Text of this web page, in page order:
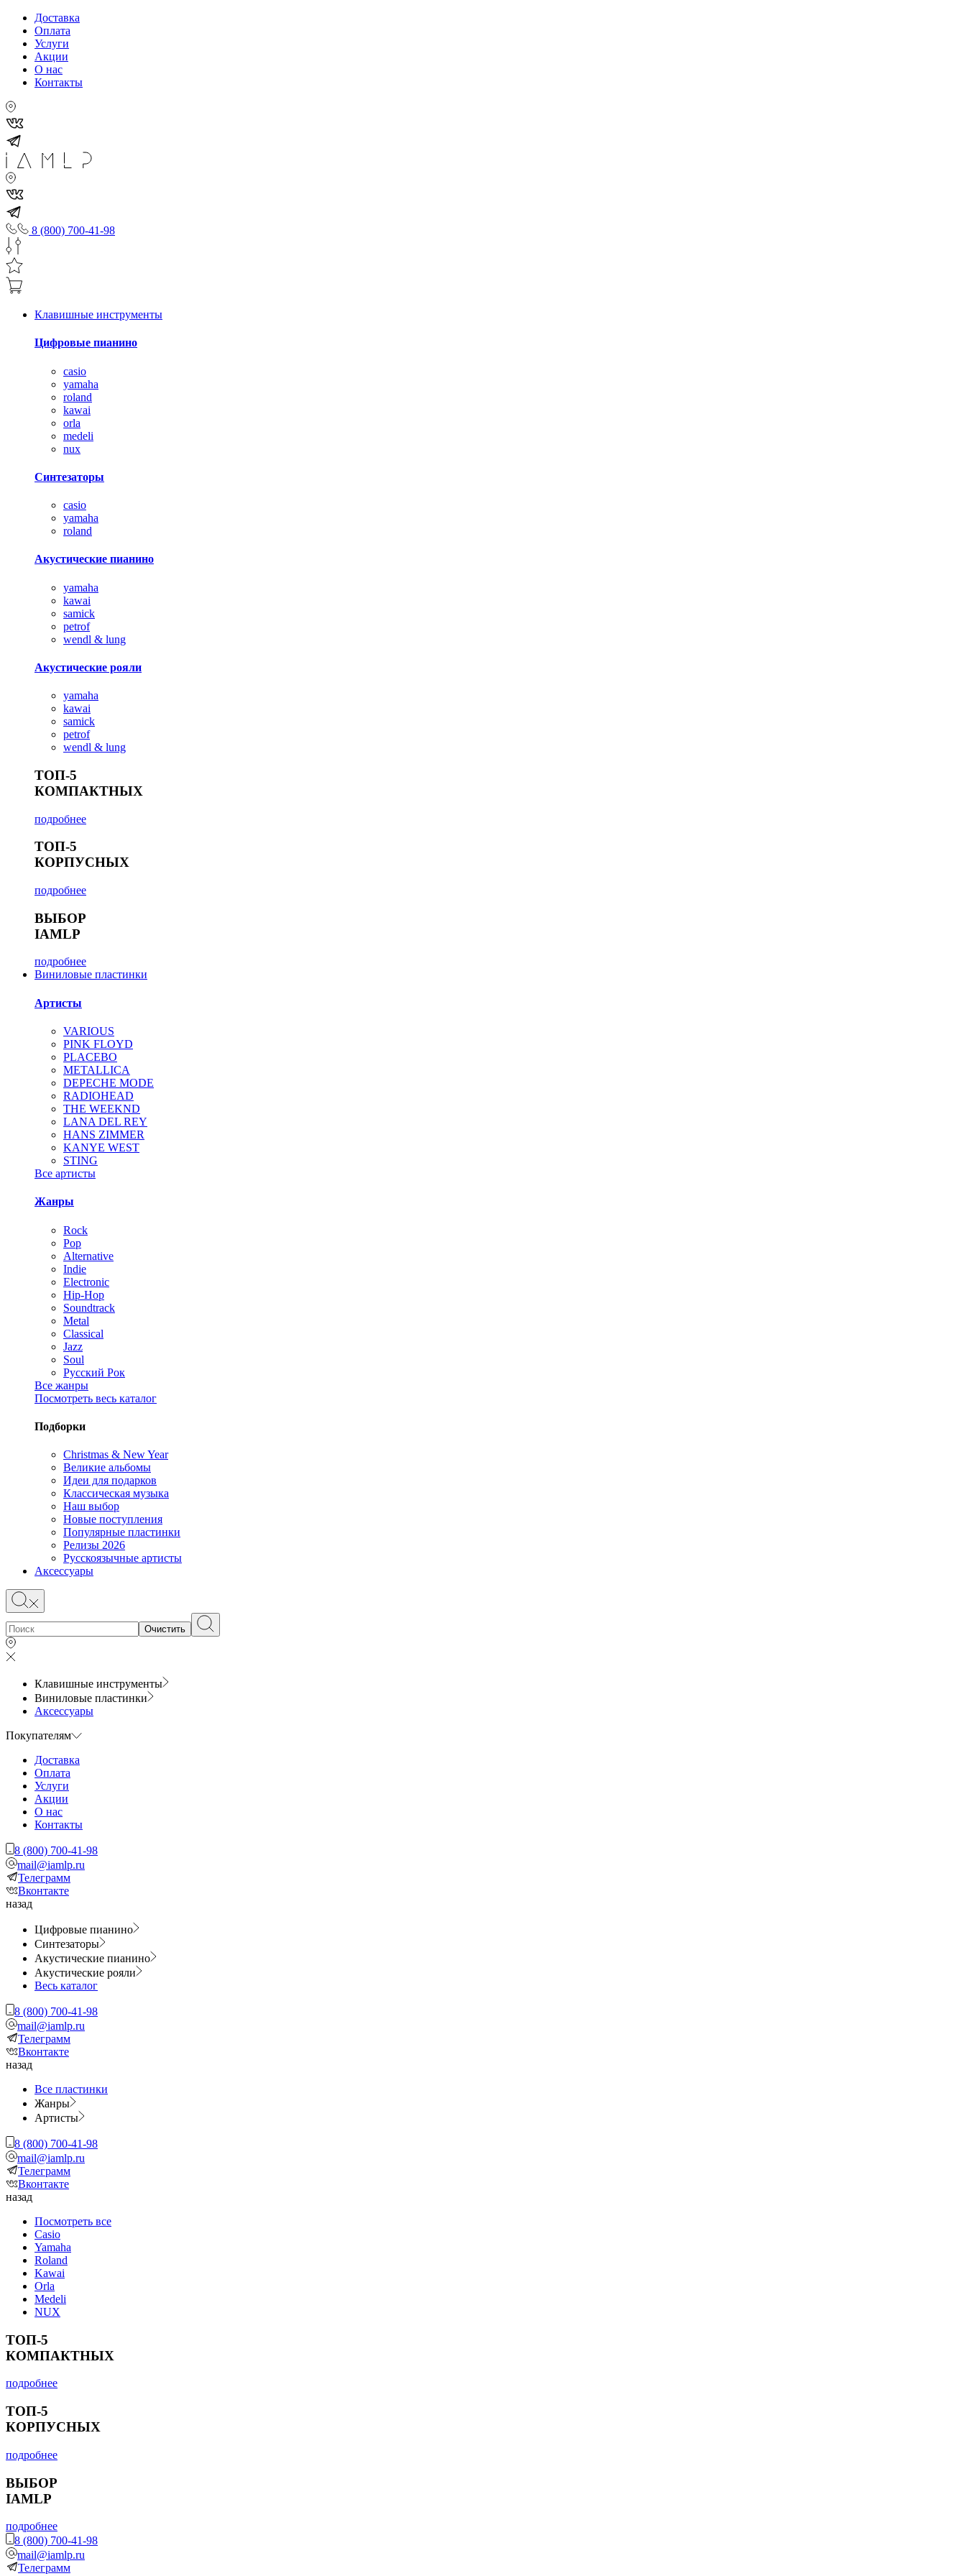
Доставка
Оплата
Услуги
Акции
О нас
Контакты
8 (800) 700-41-98
Клавишные инструменты
Цифровые пианино
casio
yamaha
roland
kawai
orla
medeli
nux
Синтезаторы
casio
yamaha
roland
Акустические пианино
yamaha
kawai
samick
petrof
wendl & lung
Акустические рояли
yamaha
kawai
samick
petrof
wendl & lung
ТОП-5
КОМПАКТНЫХ
подробнее
ТОП-5
КОРПУСНЫХ
подробнее
ВЫБОР
IAMLP
подробнее
Виниловые пластинки
Артисты
VARIOUS
PINK FLOYD
PLACEBO
METALLICA
DEPECHE MODE
RADIOHEAD
THE WEEKND
LANA DEL REY
HANS ZIMMER
KANYE WEST
STING
Все артисты
Жанры
Rock
Pop
Alternative
Indie
Electronic
Hip-Hop
Soundtrack
Metal
Classical
Jazz
Soul
Русский Рок
Все жанры
Посмотреть весь каталог
Подборки
Christmas & New Year
Великие альбомы
Идеи для подарков
Классическая музыка
Наш выбор
Новые поступления
Популярные пластинки
Релизы 2026
Русскоязычные артисты
Аксессуары
Очистить
Клавишные инструменты
Виниловые пластинки
Аксессуары
Покупателям
Доставка
Оплата
Услуги
Акции
О нас
Контакты
8 (800) 700-41-98
mail@iamlp.ru
Телеграмм
Вконтакте
назад
Цифровые пианино
Синтезаторы
Акустические пианино
Акустические рояли
Весь каталог
8 (800) 700-41-98
mail@iamlp.ru
Телеграмм
Вконтакте
назад
Все пластинки
Жанры
Артисты
8 (800) 700-41-98
mail@iamlp.ru
Телеграмм
Вконтакте
назад
Посмотреть все
Casio
Yamaha
Roland
Kawai
Orla
Medeli
NUX
ТОП-5
КОМПАКТНЫХ
подробнее
ТОП-5
КОРПУСНЫХ
подробнее
ВЫБОР
IAMLP
подробнее
8 (800) 700-41-98
mail@iamlp.ru
Телеграмм